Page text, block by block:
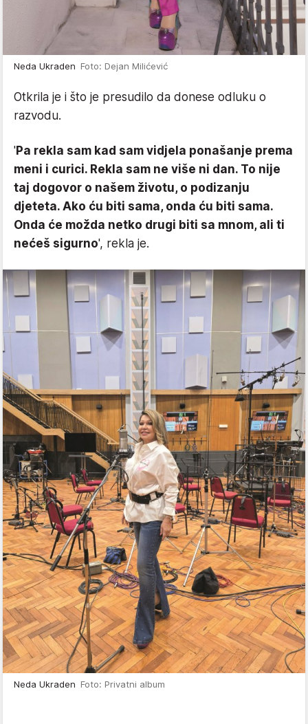
Neda Ukraden Foto: Dejan Milićević
Otkrila je i što je presudilo da donese odluku o
razvodu.
'Pa rekla sam kad sam vidjela ponašanje prema
meni i curici. Rekla sam ne više ni dan. To nije
taj dogovor o našem životu, o podizanju
djeteta. Ako ću biti sama, onda ću biti sama.
Onda će možda netko drugi biti sa mnom, ali ti
nećeš sigurno', rekla je.
Neda Ukraden Foto: Privatni album